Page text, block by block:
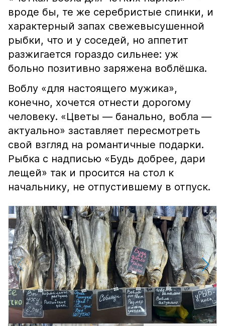
вроде бы, те же серебристые спинки, и
характерный запах свежевысушенной
рыбки, что и у соседей, но аппетит
разжигается гораздо сильнее: уж
больно позитивно заряжена воблёшка.
Воблу «для настоящего мужика»,
конечно, хочется отнести дорогому
человеку. «Цветы — банально, вобла —
актуально» заставляет пересмотреть
свой взгляд на романтичные подарки.
Рыбка с надписью «Будь добрее, дари
лещей» так и просится на стол к
начальнику, не отпустившему в отпуск.